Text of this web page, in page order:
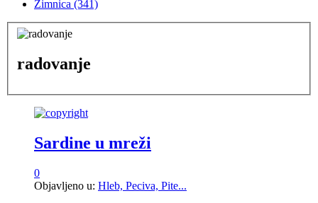
Zimnica (341)
radovanje
Sardine u mreži
0
Objavljeno u: Hleb, Peciva, Pite...